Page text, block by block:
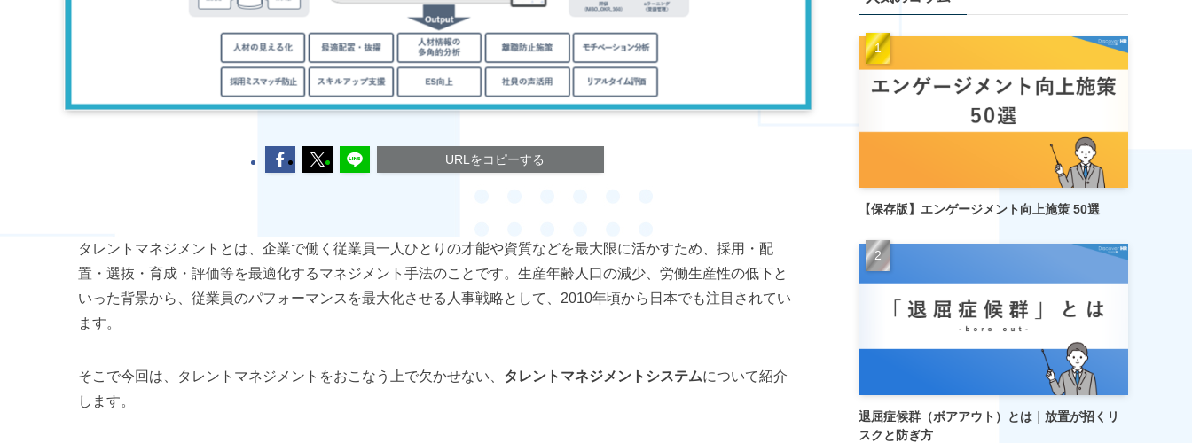
URLをコピーする
タレントマネジメントとは、企業で働く従業員一人ひとりの才能や資質などを最大限に活かすため、採用・配
置・選抜・育成・評価等を最適化するマネジメント手法のことです。生産年齢人口の減少、労働生産性の低下と
いった背景から、従業員のパフォーマンスを最大化させる人事戦略として、2010年頃から日本でも注目されてい
ます。
そこで今回は、タレントマネジメントをおこなう上で欠かせない、 タレントマネジメントシステムについて紹介
します。
【保存版】エンゲージメント向上施策 50選
退屈症候群（ボアアウト）とは｜放置が招くリ
スクと防ぎ方